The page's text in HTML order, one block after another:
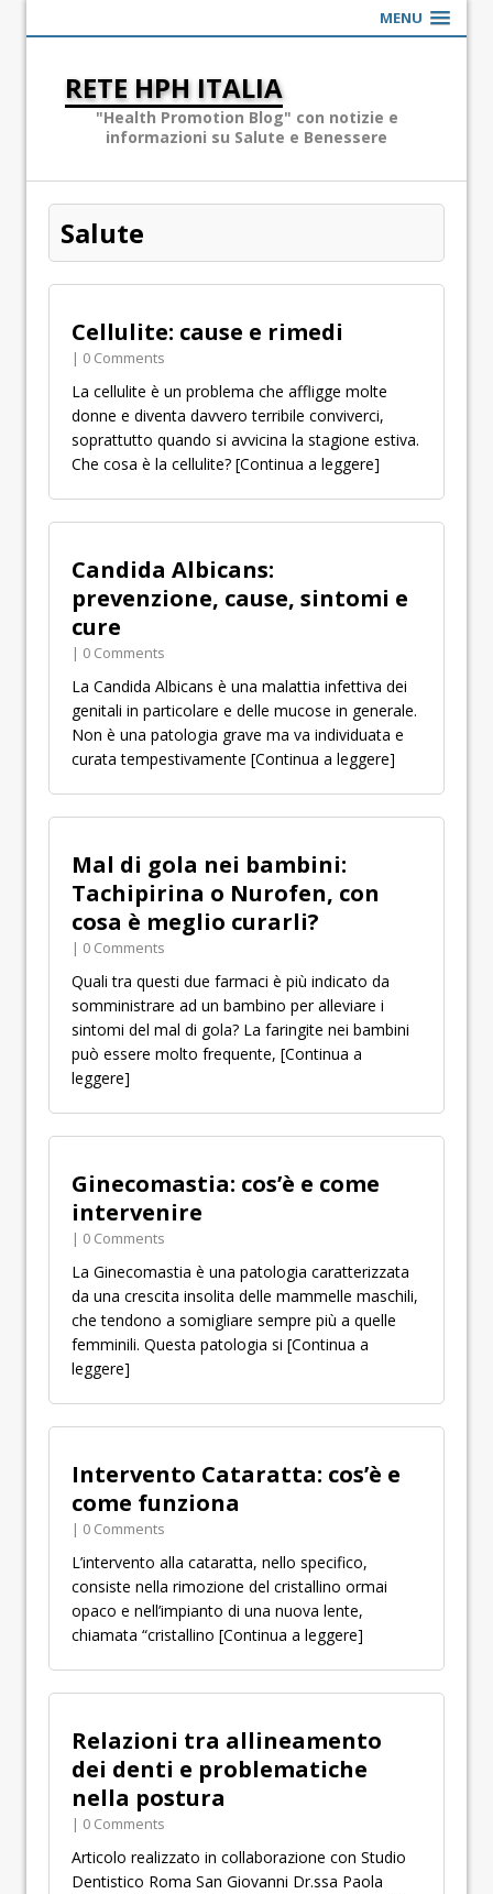
MENU
RETE HPH ITALIA
"Health Promotion Blog" con notizie e
informazioni su Salute e Benessere
Salute
Cellulite: cause e rimedi
| 0 Comments
La cellulite è un problema che affligge molte
donne e diventa davvero terribile conviverci,
soprattutto quando si avvicina la stagione estiva.
Che cosa è la cellulite? [Continua a leggere]
Candida Albicans:
prevenzione, cause, sintomi e
cure
| 0 Comments
La Candida Albicans è una malattia infettiva dei
genitali in particolare e delle mucose in generale.
Non è una patologia grave ma va individuata e
curata tempestivamente [Continua a leggere]
Mal di gola nei bambini:
Tachipirina o Nurofen, con
cosa è meglio curarli?
| 0 Comments
Quali tra questi due farmaci è più indicato da
somministrare ad un bambino per alleviare i
sintomi del mal di gola? La faringite nei bambini
può essere molto frequente, [Continua a
leggere]
Ginecomastia: cos’è e come
intervenire
| 0 Comments
La Ginecomastia è una patologia caratterizzata
da una crescita insolita delle mammelle maschili,
che tendono a somigliare sempre più a quelle
femminili. Questa patologia si [Continua a
leggere]
Intervento Cataratta: cos’è e
come funziona
| 0 Comments
L’intervento alla cataratta, nello specifico,
consiste nella rimozione del cristallino ormai
opaco e nell’impianto di una nuova lente,
chiamata “cristallino [Continua a leggere]
Relazioni tra allineamento
dei denti e problematiche
nella postura
| 0 Comments
Articolo realizzato in collaborazione con Studio
Dentistico Roma San Giovanni Dr.ssa Paola